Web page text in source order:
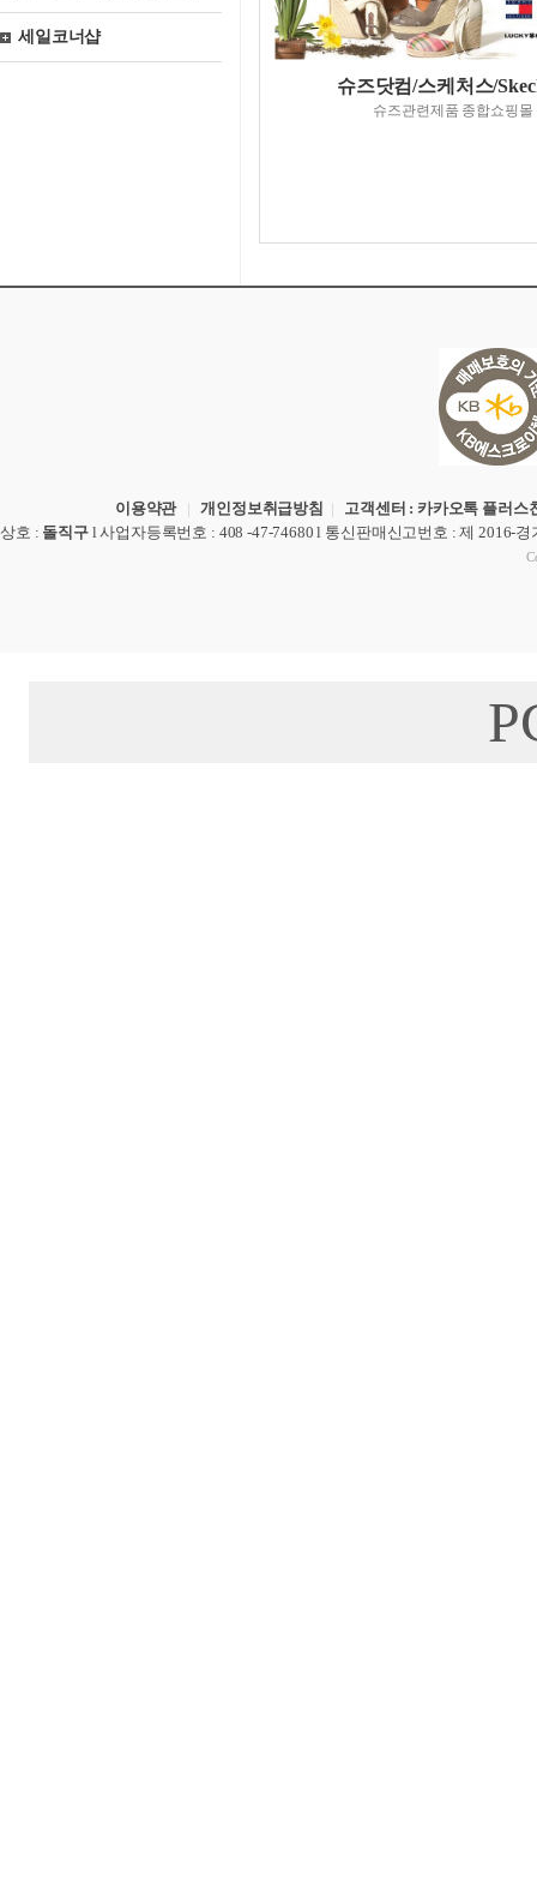
세일코너샵
슈즈닷컴/스케처스/
슈즈관련제품 종합쇼핑몰
이용약관 |개인정보취급방침 | 고객센터 : 카카오톡 플러스
상호 : 돌직구 l사업자등록번호 : 408 -47-74680 l 통신판매신고번호 : 제 2016-